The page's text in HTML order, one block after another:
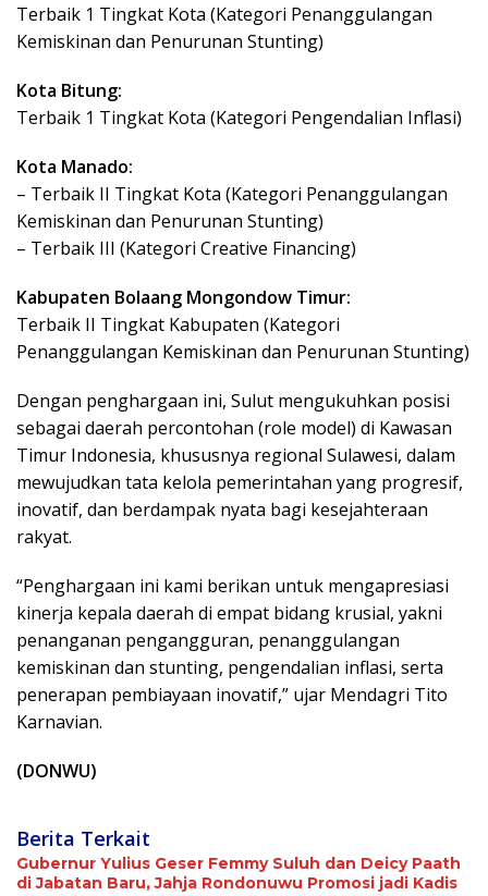
Terbaik 1 Tingkat Kota (Kategori Penanggulangan
Kemiskinan dan Penurunan Stunting)
Kota Bitung:
Terbaik 1 Tingkat Kota (Kategori Pengendalian Inflasi)
Kota Manado:
– Terbaik II Tingkat Kota (Kategori Penanggulangan
Kemiskinan dan Penurunan Stunting)
– Terbaik III (Kategori Creative Financing)
Kabupaten Bolaang Mongondow Timur:
Terbaik II Tingkat Kabupaten (Kategori
Penanggulangan Kemiskinan dan Penurunan Stunting)
Dengan penghargaan ini, Sulut mengukuhkan posisi
sebagai daerah percontohan (role model) di Kawasan
Timur Indonesia, khususnya regional Sulawesi, dalam
mewujudkan tata kelola pemerintahan yang progresif,
inovatif, dan berdampak nyata bagi kesejahteraan
rakyat.
“Penghargaan ini kami berikan untuk mengapresiasi
kinerja kepala daerah di empat bidang krusial, yakni
penanganan pengangguran, penanggulangan
kemiskinan dan stunting, pengendalian inflasi, serta
penerapan pembiayaan inovatif,” ujar Mendagri Tito
Karnavian.
(DONWU)
Berita Terkait
Gubernur Yulius Geser Femmy Suluh dan Deicy Paath
di Jabatan Baru, Jahja Rondonuwu Promosi jadi Kadis